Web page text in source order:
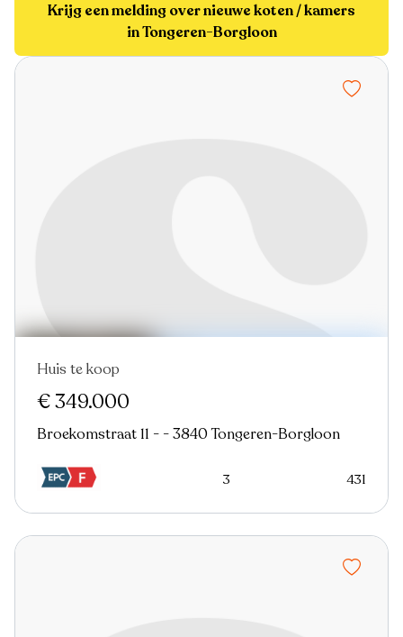
Krijg een melding over nieuwe koten / kamers
in Tongeren-Borgloon
Nieuw
Huis te koop
€ 349.000
Broekomstraat 11 - - 3840 Tongeren-Borgloon
3 431